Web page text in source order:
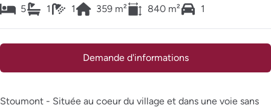
5 1 1 359 m² 840 m² 1
Demande d'informations
Stoumont - Située au coeur du village et dans une voie sans